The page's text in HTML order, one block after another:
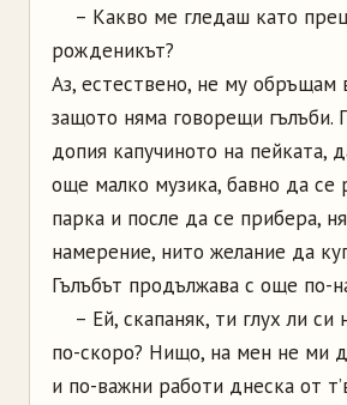
– Какво ме гледаш като
рожденикът?
Аз, естествено, не му обръщам
защото няма говорещи гълъби.
допия капучиното на пейката,
още малко музика, бавно да се
парка и после да се прибера,
намерение, нито желание да
Гълъбът продължава с още по-
– Ей, скапаняк, ти глух ли си
по-скоро? Нищо, на мен не ми
и по-важни работи днеска от